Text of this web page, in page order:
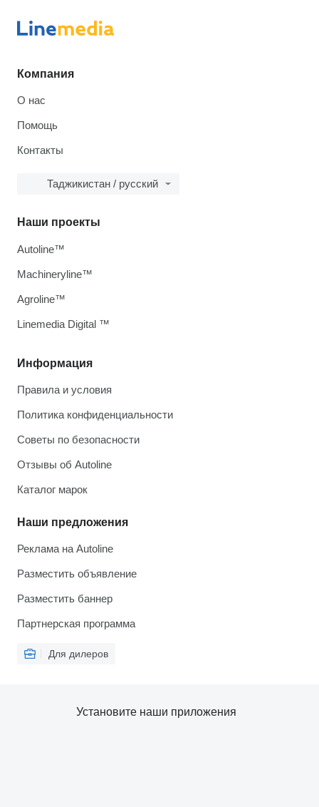
Компания
О нас
Помощь
Контакты
Таджикистан / русский
Информация
Правила и условия
Политика конфиденциальности
Советы по безопасности
Отзывы об Autoline
Каталог марок
Наши предложения
Реклама на Autoline
Разместить объявление
Разместить баннер
Партнерская программа
Для дилеров
Наши проекты
Autoline™
Machineryline™
Agroline™
Linemedia Digital ™
Установите наши приложения